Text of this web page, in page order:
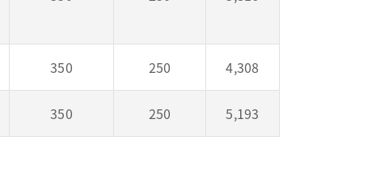
350 250 4,308
350 250 5,193